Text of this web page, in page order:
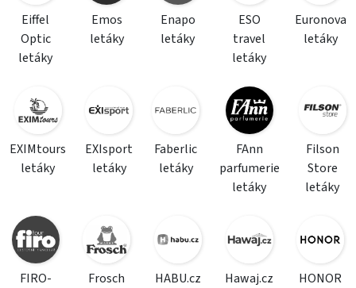
Eiffel
Optic
letáky
Emos
letáky
Enapo
letáky
ESO
travel
letáky
Euronova
letáky
EXIMtours
letáky
EXIsport
letáky
Faberlic
letáky
FAnn
parfumerie
letáky
Filson
Store
letáky
FIRO-
Frosch
HABU.cz
Hawaj.cz
HONOR